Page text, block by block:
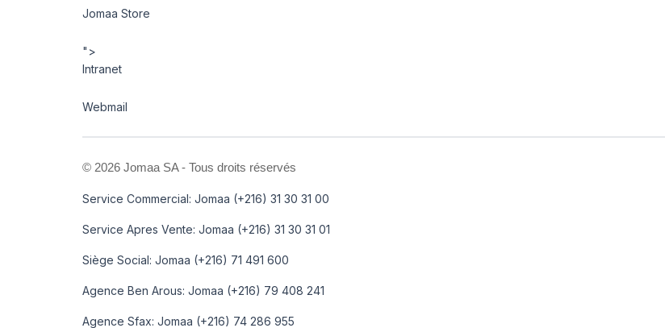
Jomaa Store
">
Intranet
Webmail
© 2026 Jomaa SA - Tous droits réservés
Service Commercial: Jomaa (+216) 31 30 31 00
Service Apres Vente: Jomaa (+216) 31 30 31 01
Siège Social: Jomaa (+216) 71 491 600
Agence Ben Arous: Jomaa (+216) 79 408 241
Agence Sfax: Jomaa (+216) 74 286 955